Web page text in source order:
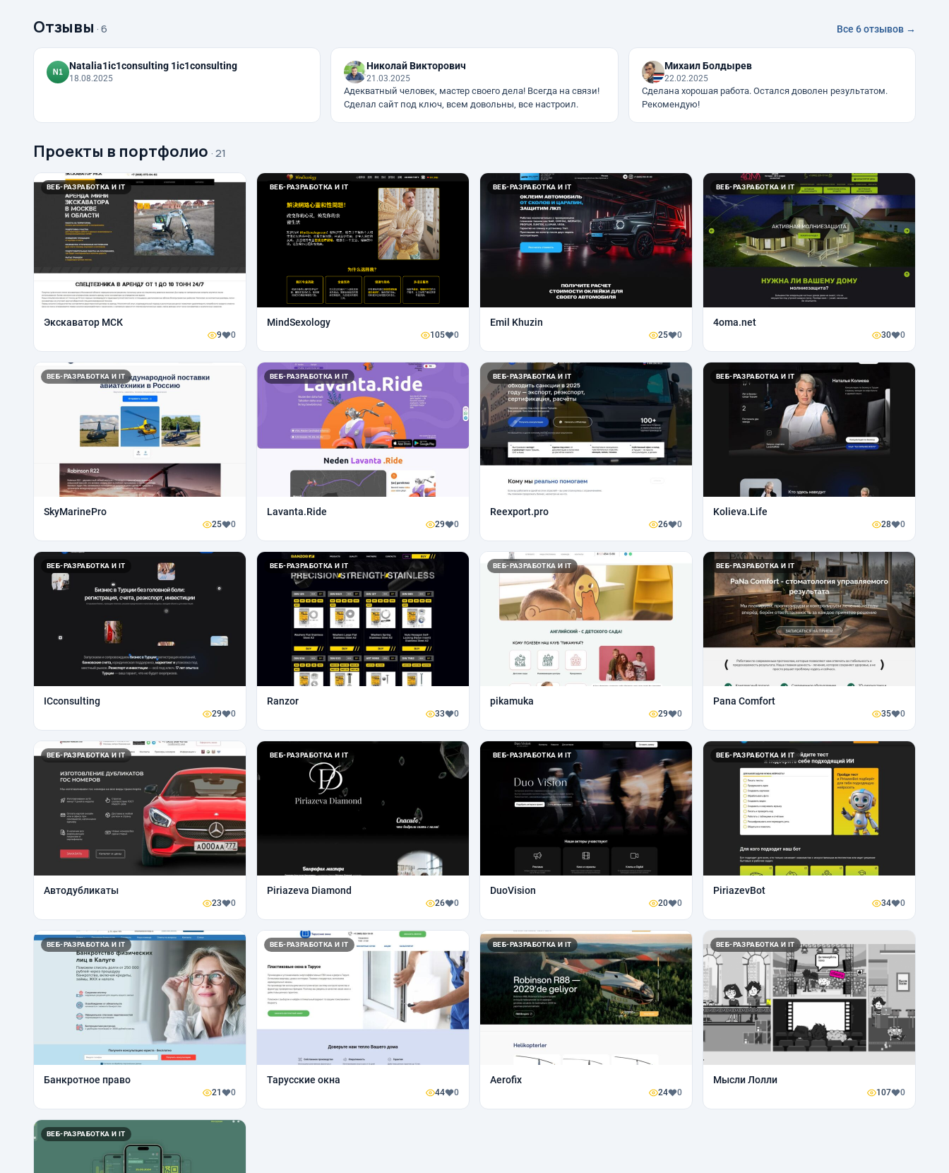
Отзывы · 6 Все 6 отзывов →
Natalia1ic1consulting 1ic1consulting
18.08.2025
Николай Викторович
21.03.2025
Адекватный человек, мастер своего дела! Всегда на связи!
Сделал сайт под ключ, всем довольны, все настроил.
Михаил Болдырев
22.02.2025
Сделана хорошая работа. Остался доволен результатом.
Рекомендую!
Проекты в портфолио · 21
ВЕБ-РАЗРАБОТКА И IT
Экскаватор МСК
9 0
ВЕБ-РАЗРАБОТКА И IT
MindSexology
105 0
ВЕБ-РАЗРАБОТКА И IT
Emil Khuzin
25 0
ВЕБ-РАЗРАБОТКА И IT
4oma.net
30 0
ВЕБ-РАЗРАБОТКА И IT
SkyMarinePro
25 0
ВЕБ-РАЗРАБОТКА И IT
Lavanta.Ride
29 0
ВЕБ-РАЗРАБОТКА И IT
Reexport.pro
26 0
ВЕБ-РАЗРАБОТКА И IT
Kolieva.Life
28 0
ВЕБ-РАЗРАБОТКА И IT
ICconsulting
29 0
ВЕБ-РАЗРАБОТКА И IT
Ranzor
33 0
ВЕБ-РАЗРАБОТКА И IT
pikamuka
29 0
ВЕБ-РАЗРАБОТКА И IT
Pana Comfort
35 0
ВЕБ-РАЗРАБОТКА И IT
Автодубликаты
23 0
ВЕБ-РАЗРАБОТКА И IT
Piriazeva Diamond
26 0
ВЕБ-РАЗРАБОТКА И IT
DuoVision
20 0
ВЕБ-РАЗРАБОТКА И IT
PiriazevBot
34 0
ВЕБ-РАЗРАБОТКА И IT
Банкротное право
21 0
ВЕБ-РАЗРАБОТКА И IT
Тарусские окна
44 0
ВЕБ-РАЗРАБОТКА И IT
Aerofix
24 0
ВЕБ-РАЗРАБОТКА И IT
Мысли Лолли
107 0
ВЕБ-РАЗРАБОТКА И IT